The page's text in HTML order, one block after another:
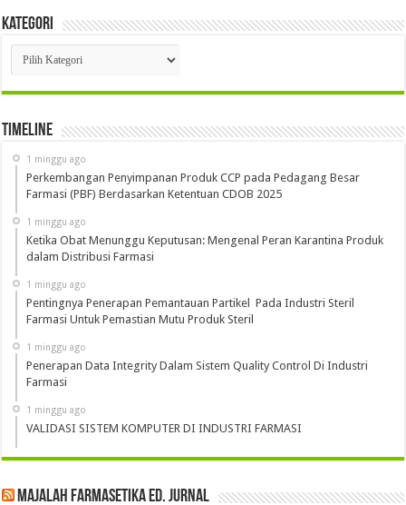
Kategori
Kategori
Timeline
1 minggu ago
Perkembangan Penyimpanan Produk CCP pada Pedagang Besar
Farmasi (PBF) Berdasarkan Ketentuan CDOB 2025
1 minggu ago
Ketika Obat Menunggu Keputusan: Mengenal Peran Karantina Produk
dalam Distribusi Farmasi
1 minggu ago
Pentingnya Penerapan Pemantauan Partikel Pada Industri Steril
Farmasi Untuk Pemastian Mutu Produk Steril
1 minggu ago
Penerapan Data Integrity Dalam Sistem Quality Control Di Industri
Farmasi
1 minggu ago
VALIDASI SISTEM KOMPUTER DI INDUSTRI FARMASI
Majalah Farmasetika Ed. Jurnal